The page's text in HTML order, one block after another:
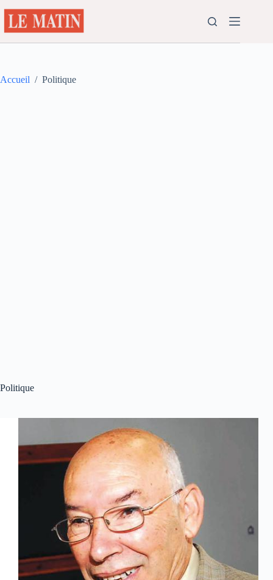
au
contenu
Accueil / Politique
Politique